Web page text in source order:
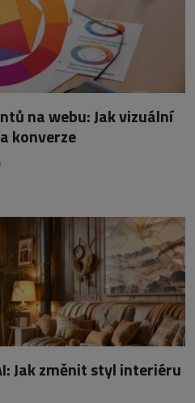
na webu: Jak vizuální
konverze
Jak změnit styl interiéru